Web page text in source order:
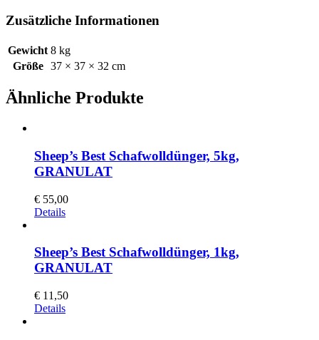
Zusätzliche Informationen
Gewicht 8 kg
Größe
37 × 37 × 32 cm
Ähnliche Produkte
Sheep’s Best Schafwolldünger, 5kg,
GRANULAT
€ 55,00
Details
Sheep’s Best Schafwolldünger, 1kg,
GRANULAT
€ 11,50
Details